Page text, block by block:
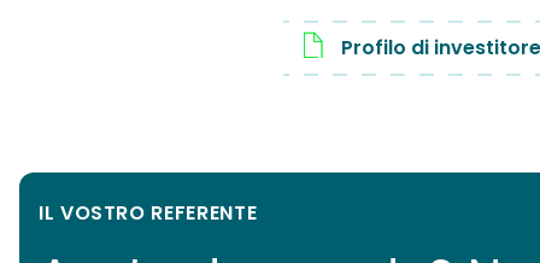
Profilo di investitore
IL VOSTRO REFERENTE